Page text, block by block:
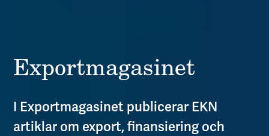
Export­magasinet
I Exportmagasinet publicerar EKN
artiklar om export, finansiering och